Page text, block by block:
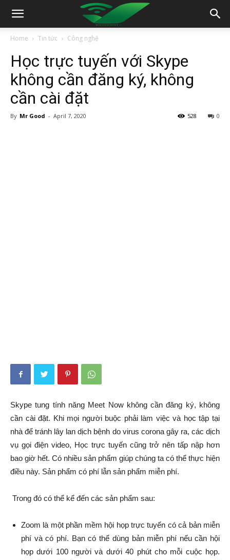
Home Tin tức Công nghệ
Học trực tuyến với Skype
không cần đăng ký, không
cần cài đặt
By Mr Good - April 7, 2020 0
528
Skype tung tính năng Meet Now không cần đăng ký, không
cần cài đặt. Khi mọi người buộc phải làm việc và học tập tại
nhà để tránh lây lan dịch bệnh do virus corona gây ra, các dịch
vụ gọi điện video, Học trực tuyến cũng trở nên tấp nập hơn
bao giờ hết. Có nhiều sản phẩm giúp chúng ta có thể thực hiện
điều này. Sản phẩm có phí lẫn sản phẩm miễn phí.
Trong đó có thể kể đến các sản phẩm sau:
Zoom là một phần mềm hội họp trực tuyến có cả bản miễn
phí và có phí. Bạn có thể dùng bản miễn phí nếu cần hội
họp dưới 100 người và dưới 40 phút cho mỗi cuộc họp.